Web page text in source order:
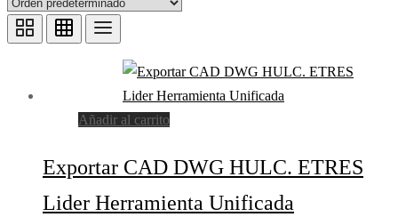
Añadir al carrito
Exportar CAD DWG HULC. ETRES
Lider Herramienta Unificada